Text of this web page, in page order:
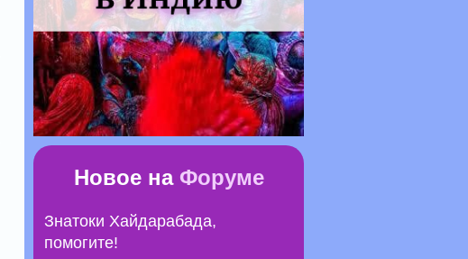
Новое на Форуме
Знатоки Хайдарабада,
помогите!